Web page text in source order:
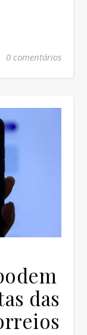
0 comentários
das